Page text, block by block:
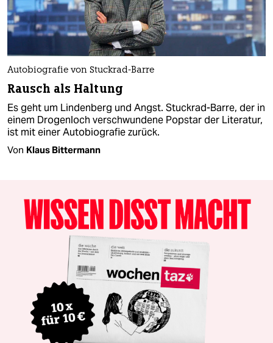
Autobiografie von Stuckrad-Barre
Rausch als Haltung
Es geht um Lindenberg und Angst. Stuckrad-Barre, der in
einem Drogenloch verschwundene Popstar der Literatur,
ist mit einer Autobiografie zurück.
Von Klaus Bittermann